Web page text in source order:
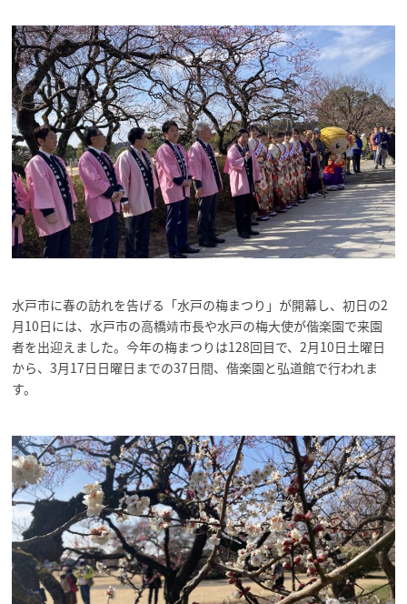
水戸市に春の訪れを告げる「水戸の梅まつり」が開幕し、初日の2
月10日には、水戸市の高橋靖市長や水戸の梅大使が偕楽園で来園
者を出迎えました。今年の梅まつりは128回目で、2月10日土曜日
から、3月17日日曜日までの37日間、偕楽園と弘道館で行われま
す。